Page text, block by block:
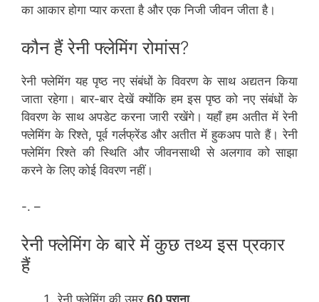
का आकार होगा प्यार करता है और एक निजी जीवन जीता है।
कौन हैं रेनी फ्लेमिंग रोमांस?
रेनी फ्लेमिंग यह पृष्ठ नए संबंधों के विवरण के साथ अद्यतन किया
जाता रहेगा। बार-बार देखें क्योंकि हम इस पृष्ठ को नए संबंधों के
विवरण के साथ अपडेट करना जारी रखेंगे। यहाँ हम अतीत में रेनी
फ्लेमिंग के रिश्ते, पूर्व गर्लफ्रेंड और अतीत में हुकअप पाते हैं। रेनी
फ्लेमिंग रिश्ते की स्थिति और जीवनसाथी से अलगाव को साझा
करने के लिए कोई विवरण नहीं।
-. –
रेनी फ्लेमिंग के बारे में कुछ तथ्य इस प्रकार
हैं
रेनी फ्लेमिंग की उम्र 60 पुराना.